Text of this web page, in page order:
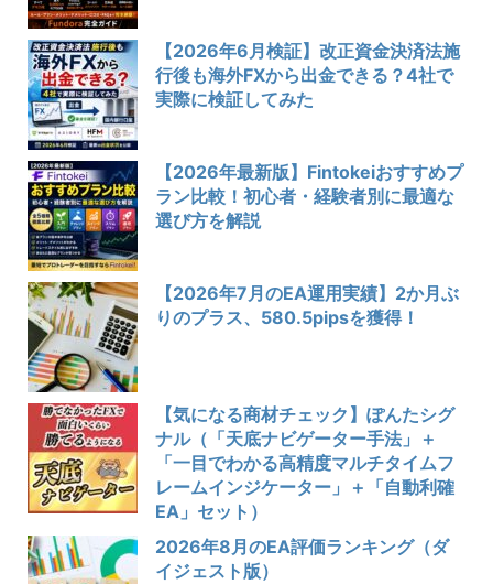
【2026年6月検証】改正資金決済法施
行後も海外FXから出金できる？4社で
実際に検証してみた
【2026年最新版】Fintokeiおすすめプ
ラン比較！初心者・経験者別に最適な
選び方を解説
【2026年7月のEA運用実績】2か月ぶ
りのプラス、580.5pipsを獲得！
【気になる商材チェック】ぽんたシグ
ナル（「天底ナビゲーター手法」＋
「一目でわかる高精度マルチタイムフ
レームインジケーター」＋「自動利確
EA」セット）
2026年8月のEA評価ランキング（ダ
イジェスト版）